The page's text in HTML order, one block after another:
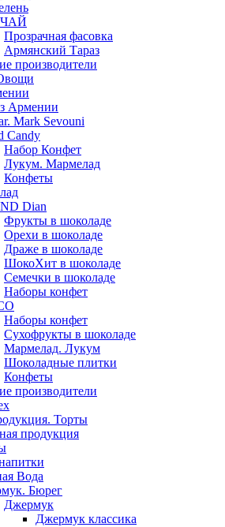
Прозрачная фасовка
Армянский Тараз
производители
Армении
Mark Sevouni
Candy
Набор Конфет
Лукум. Мармелад
Конфеты
Dian
Фрукты в шоколаде
Орехи в шоколаде
Драже в шоколаде
ШокоХит в шоколаде
Семечки в шоколаде
Наборы конфет
Наборы конфет
Сухофрукты в шоколаде
Мармелад. Лукум
Шоколадные плитки
Конфеты
производители
Торты
продукция
Вода
Бюрег
Джермук
Джермук классика